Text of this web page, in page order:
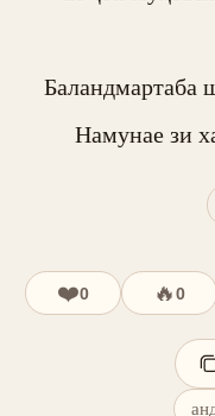
Баландмартаба
Намунае зи
❤️0 🔥0